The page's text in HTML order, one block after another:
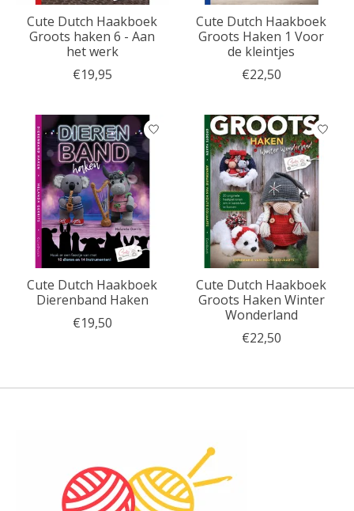
Cute Dutch Haakboek
Groots haken 6 - Aan
het werk
€19,95
Cute Dutch Haakboek
Groots Haken 1 Voor
de kleintjes
€22,50
Cute Dutch Haakboek
Dierenband Haken
€19,50
Cute Dutch Haakboek
Groots Haken Winter
Wonderland
€22,50